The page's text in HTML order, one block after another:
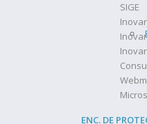
SIGE
ENC. DE